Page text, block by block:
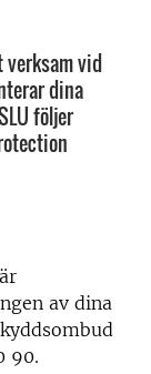
verksam vid
dina
följer
av dina
90.